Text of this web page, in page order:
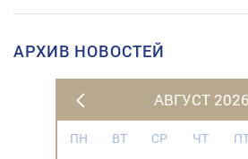
АРХИВ НОВОСТЕЙ
АВГУСТ 2026
ПН ВТ СР ЧТ